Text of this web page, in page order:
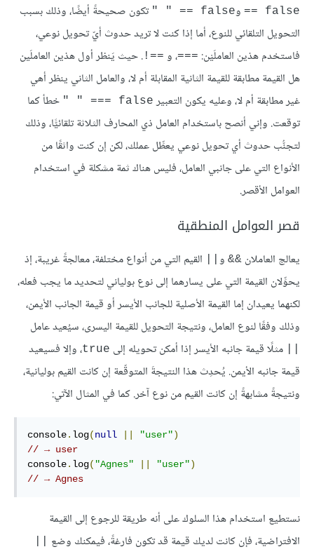
== false و‎" " == false تكون صحيحةً أيضًا، وذلك بسبب
التحويل التلقائي للنوع، أما إذا كنت لا تريد حدوث أيّ تحويل نوعي،
فاستخدم هذين العاملَيْن: ===، و ==! . حيث يَنظر أول هذين العاملَين
هل القيمة مطابقة للقيمة الثانية المقابلة أم لا، والعامل الثاني ينظر أهي
غير مطابقة أم لا، وعليه يكون التعبير ‎" " === false خطأ كما
توقعت. وإني أنصح باستخدام العامل ذي المحارف الثلاثة تلقائيًّا، وذلك
لتجنُّب حدوث أي تحويل نوعي يعطِّل عملك، لكن إن كنت واثقًا من
الأنواع التي على جانبي العامل، فليس هناك ثمة مشكلة في استخدام
العوامل الأقصر.
قصر العوامل المنطقية
يعالج العاملان && و
القيم التي من أنواع مختلفة، معالجةً غريبة، إذ
يحوِّلان القيمة التي على يسارهما إلى نوع بولياني لتحديد ما يجب فعله،
لكنهما يعيدان إما القيمة الأصلية للجانب الأيسر أو قيمة الجانب الأيمن،
وذلك وفقًا لنوع العامل، ونتيجة التحويل للقيمة اليسرى، سيُعيد عامل
مثلًا قيمة جانبه الأيسر إذا أمكن تحويله إلى true، وإلا فسيعيد
قيمة جانبه الأيمن. يُحدِث هذا النتيجةَ المتوقّعة إن كانت القيم بوليانية،
ونتيجةً مشابهةً إن كانت القيم من نوع آخر. كما في المثال الآتي:
console. log(null "user")
// → user
console. log( "Agnes" "user")
// → Agnes
نستطيع استخدام هذا السلوك على أنه طريقة للرجوع إلى القيمة
الافتراضية، فإن كانت لديك قيمة قد تكون فارغةً، فيمكنك وضع